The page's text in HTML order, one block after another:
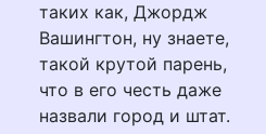
таких как, Джордж
Вашингтон, ну знаете,
такой крутой парень,
что в его честь даже
назвали город и штат.